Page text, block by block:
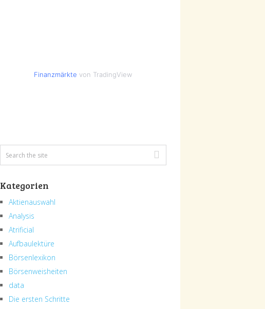
Finanzmärkte von TradingView
Kategorien
Aktienauswahl
Analysis
Atrificial
Aufbaulektüre
Börsenlexikon
Börsenweisheiten
data
Die ersten Schritte